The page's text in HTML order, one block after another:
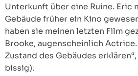
Unterkunft über eine Ruine. Eric
Gebäude früher ein Kino
haben sie meinen letzten Film
Brooke, augenscheinlich Actrice.
Zustand des Gebäudes
bissig).